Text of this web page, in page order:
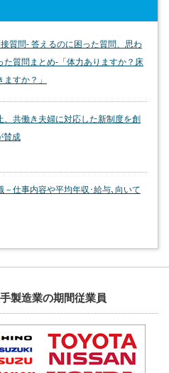
接質問- 答えるのに困った質問、思わ
た質問まとめ-「体力ありますか？床
すか？」
、共働き夫婦に対応した新制度を創
賛成
－仕事内容や平均年収･給与､向いて
製造業の期間従業員